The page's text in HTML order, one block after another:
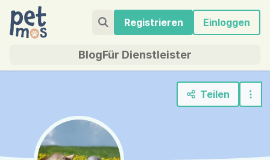
Registrieren Einloggen
BlogFür Dienstleister
Teilen